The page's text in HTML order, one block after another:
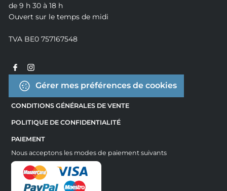
de 9 h 30 à 18 h
Ouvert sur le temps de midi
TVA BE0 757167548
Gérer mes préférences de cookies
CONDITIONS GÉNÉRALES DE VENTE
POLITIQUE DE CONFIDENTIALITÉ
PAIEMENT
Nous acceptons les modes de paiement suivants